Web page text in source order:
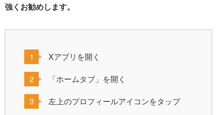
強くお勧めします。
Xアプリを開く
「ホームタブ」を開く
左上のプロフィールアイコンをタップ